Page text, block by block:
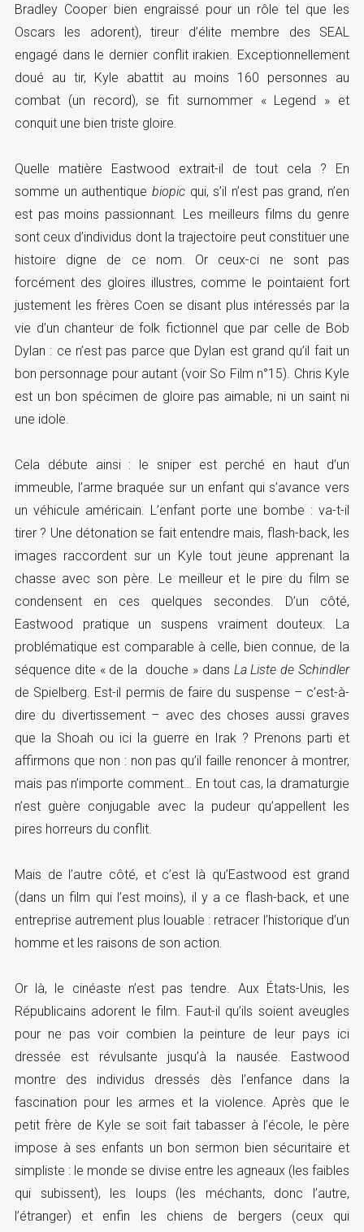
Bradley Cooper bien engraissé pour un rôle tel que les
Oscars les adorent), tireur d’élite membre des SEAL
engagé dans le dernier conflit irakien. Exceptionnellement
doué au tir, Kyle abattit au moins 160 personnes au
combat (un record), se fit surnommer « Legend » et
conquit une bien triste gloire.
Quelle matière Eastwood extrait-il de tout cela ? En
somme un authentique biopicqui, s’il n’est pas grand, n’en
est pas moins passionnant. Les meilleurs films du genre
sont ceux d’individus dont la trajectoire peut constituer une
histoire digne de ce nom. Or ceux-ci ne sont pas
forcément des gloires illustres, comme le pointaient fort
justement les frères Coen se disant plus intéressés par la
vie d’un chanteur de folk fictionnel que par celle de Bob
Dylan : ce n’est pas parce que Dylan est grand qu’il fait un
bon personnage pour autant (voir So Film n°15). Chris Kyle
est un bon spécimen de gloire pas aimable, ni un saint ni
une idole.
Cela débute ainsi : le sniper est perché en haut d’un
immeuble, l’arme braquée sur un enfant qui s’avance vers
un véhicule américain. L’enfant porte une bombe : va-t-il
tirer ? Une détonation se fait entendre mais, flash-back, les
images raccordent sur un Kyle tout jeune apprenant la
chasse avec son père. Le meilleur et le pire du film se
condensent en ces quelques secondes. D’un côté,
Eastwood pratique un suspens vraiment douteux. La
problématique est comparable à celle, bien connue, de la
séquence dite « de la douche » dans La Liste de Schindler
de Spielberg. Est-il permis de faire du suspense – c’est-à-
dire du divertissement – avec des choses aussi graves
que la Shoah ou ici la guerre en Irak ? Prenons parti et
affirmons que non : non pas qu’il faille renoncer à montrer,
mais pas n’importe comment… En tout cas, la dramaturgie
n’est guère conjugable avec la pudeur qu’appellent les
pires horreurs du conflit.
Mais de l’autre côté, et c’est là qu’Eastwood est grand
(dans un film qui l’est moins), il y a ce flash-back, et une
entreprise autrement plus louable : retracer l’historique d’un
homme et les raisons de son action.
Or là, le cinéaste n’est pas tendre. Aux États-Unis, les
Républicains adorent le film. Faut-il qu’ils soient aveugles
pour ne pas voir combien la peinture de leur pays ici
dressée est révulsante jusqu’à la nausée. Eastwood
montre des individus dressés dès l’enfance dans la
fascination pour les armes et la violence. Après que le
petit frère de Kyle se soit fait tabasser à l’école, le père
impose à ses enfants un bon sermon bien sécuritaire et
simpliste : le monde se divise entre les agneaux (les faibles
qui subissent), les loups (les méchants, donc l’autre,
l’étranger) et enfin les chiens de bergers (ceux qui